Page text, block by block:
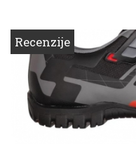
Recenzije